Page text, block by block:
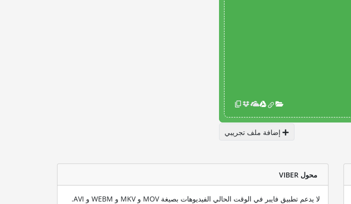
إضافة ملف تجريبي
محول VIBER
لا يدعم تطبيق فايبر في الوقت الحالي الفيديوهات بصيغة MOV و MKV و WEBM و AVI.